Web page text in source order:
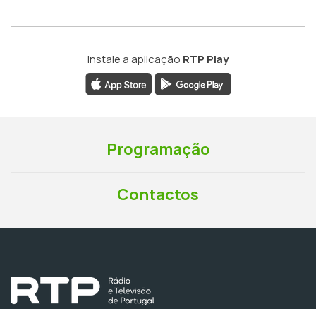
Instale a aplicação RTP Play
Programação
Contactos